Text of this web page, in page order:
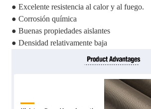
● Excelente resistencia al calor y al fuego.
● Corrosión química
● Buenas propiedades aislantes
● Densidad relativamente baja